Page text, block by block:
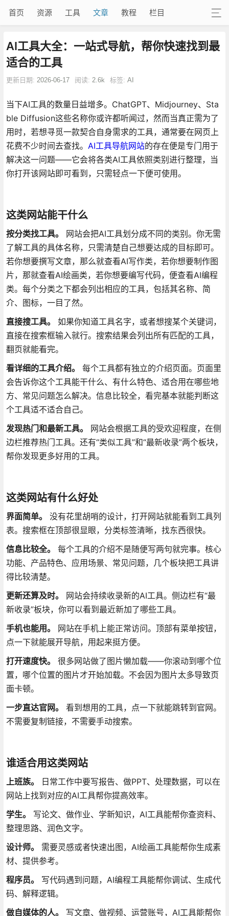
首页 资源 工具 文章 教程 栏目
AI工具大全：一站式导航，帮你快速找到最
适合的工具
更新日期: 2026-06-17 阅读: 2.6k 标签: AI
当下AI工具的数量日益增多。ChatGPT、Midjourney、Sta
ble Diffusion这些名称你或许都听闻过，然而当真正需为了
用时，若想寻觅一款契合自身需求的工具，通常要在网页上
花费不少时间去查找。 AI工具导航网站的存在便是专门用于
解决这一问题——它会将各类AI工具依照类别进行整理，当
你打开该网站即可看到，只需轻点一下便可使用。
这类网站能干什么
按分类找工具。
网站会把AI工具划分成不同的类别。你无需
了解工具的具体名称，只需清楚自己想要达成的目标即可。
若你想要撰写文章，那么就查看AI写作类，若你想要制作图
片，那就查看AI绘画类，若你想要编写代码，便查看AI编程
类。每个分类之下都会列出相应的工具，包括其名称、简
介、图标，一目了然。
直接搜工具。
如果你知道工具名字，或者想搜某个关键词，
直接在搜索框输入就行。搜索结果会列出所有匹配的工具，
翻页就能看完。
看详细的工具介绍。
每个工具都有独立的介绍页面。页面里
会告诉你这个工具能干什么、有什么特色、适合用在哪些地
方、常见问题怎么解决。信息比较全，看完基本就能判断这
个工具适不适合自己。
发现热门和最新工具。
网站会根据工具的受欢迎程度，在侧
边栏推荐热门工具。还有“类似工具”和“最新收录”两个板块，
帮你发现更多好用的工具。
这类网站有什么好处
界面简单。
没有花里胡哨的设计，打开网站就能看到工具列
表。搜索框在顶部很显眼，分类标签清晰，找东西很快。
信息比较全。
每个工具的介绍不是随便写两句就完事。核心
功能、产品特色、应用场景、常见问题，几个板块把工具讲
得比较清楚。
更新还算及时。
网站会持续收录新的AI工具。侧边栏有“最
新收录”板块，你可以看到最近新加了哪些工具。
手机也能用。
网站在手机上能正常访问。顶部有菜单按钮，
点一下就能展开导航，用起来挺方便。
打开速度快。
很多网站做了图片懒加载——你滚动到哪个位
置，哪个位置的图片才开始加载。不会因为图片太多导致页
面卡顿。
一步直达官网。
看到想用的工具，点一下就能跳转到官网。
不需要复制链接，不需要手动搜索。
谁适合用这类网站
上班族。
日常工作中要写报告、做PPT、处理数据，可以在
网站上找到对应的AI工具帮你提高效率。
学生。
写论文、做作业、学新知识，AI工具能帮你查资料、
整理思路、润色文字。
设计师。
需要灵感或者快速出图，AI绘画工具能帮你生成素
材、提供参考。
程序员。
写代码遇到问题，AI编程工具能帮你调试、生成代
码、解释逻辑。
做自媒体的人。
写文章、做视频、运营账号，AI工具能帮你